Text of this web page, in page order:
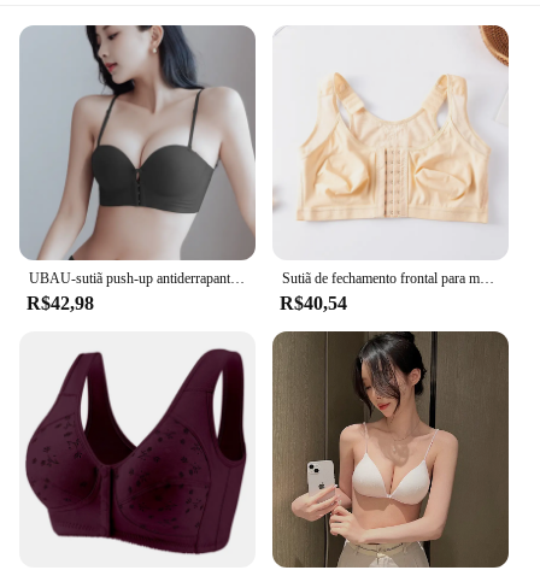
UBAU-sutiã push-up antiderrapante sem alças para mulher, roupa interior especial, tipo fivela frontal espessada, peito pequeno, show
R$42,98
Sutiã de fechamento frontal para mulheres, sutiã sem fio, sutiã sem forro, Push Up Bralette, roupa interior sexy, lingerie feminina, íntimas, tamanho grande
R$40,54